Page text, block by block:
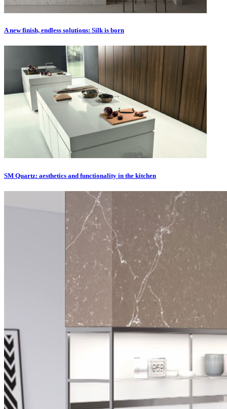
A new finish, endless solutions: Silk is born
SM Quartz: aesthetics and functionality in the kitchen